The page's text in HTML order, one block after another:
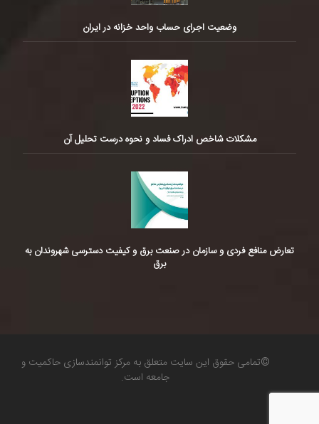
وضعیت اجرای حساب واحد خزانه در ایران
مشکلات شاخص ادراک فساد و نحوه درست تحلیل آن
تعارض منافع فردی و سازمان در صنعت برق و کیفیت دسترسی شهروندان به
برق
©تمامی حقوق این سایت متعلق به مرکز توانمندسازی حاکمیت و
جامعه است.